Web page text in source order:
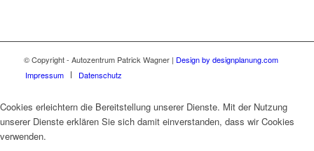
© Copyright - Autozentrum Patrick Wagner | Design by designplanung.com
Impressum
Datenschutz
Cookies erleichtern die Bereitstellung unserer Dienste. Mit der Nutzung
unserer Dienste erklären Sie sich damit einverstanden, dass wir Cookies
verwenden.